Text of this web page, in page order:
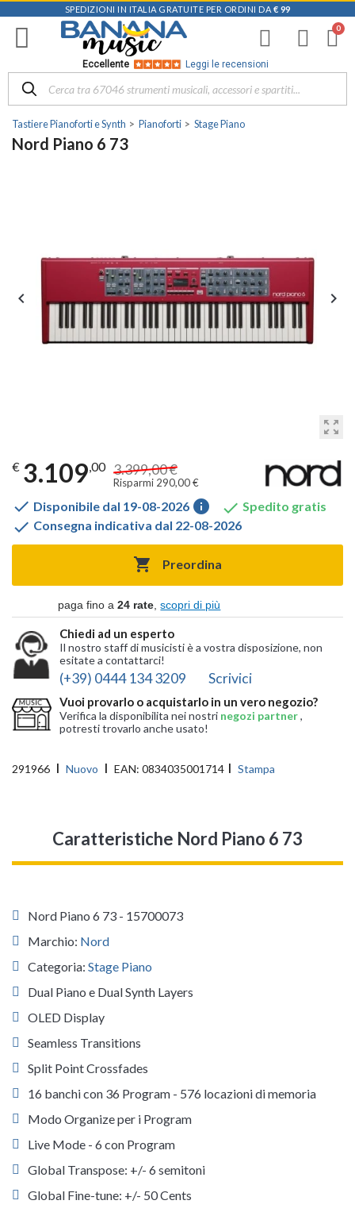
SPEDIZIONI IN ITALIA GRATUITE PER ORDINI DA € 99
Eccellente Leggi le recensioni
Tastiere Pianoforti e Synth Pianoforti Stage Piano
Nord Piano 6 73
zoom_out_map
 
€ 3.109,00 3.399,00 €
Risparmi 290,00 €
 Disponibile dal 19-08-2026 info  Spedito gratis
 Consegna indicativa dal 22-08-2026
 Preordina
paga fino a24 rate ,scopri di più
Chiedi ad un esperto
Il nostro staff di musicisti è a vostra disposizione, non
esitate a contattarci!
(+39) 0444 134 3209 Scrivici
Vuoi provarlo o acquistarlo in un vero negozio?
Verifica la disponibilita nei nostri negozi partner,
potresti trovarlo anche usato!
291966 Nuovo EAN: 0834035001714 Stampa
Caratteristiche Nord Piano 6 73
Nord Piano 6 73 - 15700073
Marchio: Nord
Categoria: Stage Piano
Dual Piano e Dual Synth Layers
OLED Display
Seamless Transitions
Split Point Crossfades
16 banchi con 36 Program - 576 locazioni di memoria
Modo Organize per i Program
Live Mode - 6 con Program
Global Transpose: +/- 6 semitoni
Global Fine-tune: +/- 50 Cents